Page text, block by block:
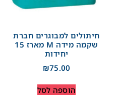
חיתולים למבוגרים חברת
שקמה מידה M מארז 15
יחידות
₪75.00
הוספה לסל